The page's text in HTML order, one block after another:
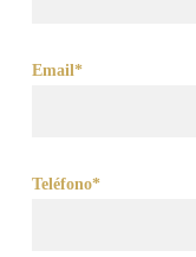
Email*
Teléfono*